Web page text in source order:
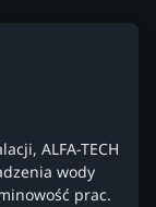
ALFA-TECH
wody
prac.